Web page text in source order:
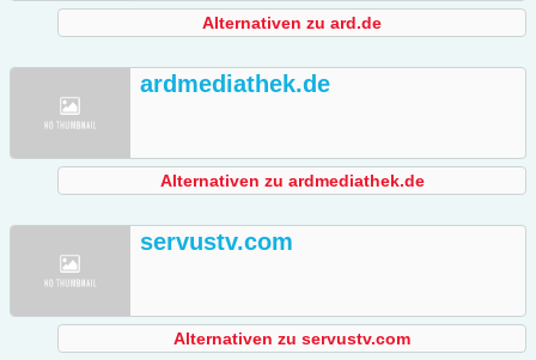
Alternativen zu ard.de
ardmediathek.de
Alternativen zu ardmediathek.de
servustv.com
Alternativen zu servustv.com